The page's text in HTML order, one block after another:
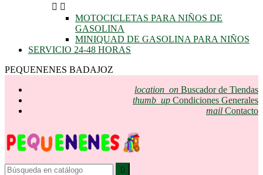
 
MOTOCICLETAS PARA NIÑOS DE
GASOLINA
MINIQUAD DE GASOLINA PARA NIÑOS
SERVICIO 24-48 HORAS
PEQUENENES BADAJOZ
location_on Buscador de Tiendas
thumb_up Condiciones Generales
mail Contacto
